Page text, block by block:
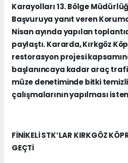
Karayolları 13. Bölge
Başvuruya yanıt veren
Nisan ayında yapılan
paylaştı. Kararda, Kırkgöz
restorasyon projesi
başlanıncaya kadar araç
müze denetiminde bitki
çalışmalarının yapılması
FİNİKELİ STK’LAR KIRKGÖZ
GEÇTİ